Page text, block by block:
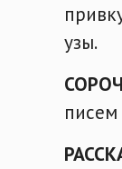
узы.
писем